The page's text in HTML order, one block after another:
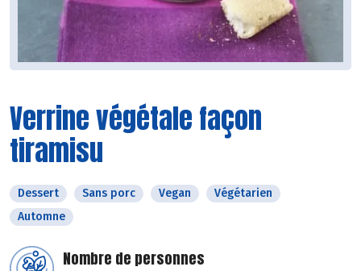
Verrine végétale façon
tiramisu
Dessert Sans porc Vegan
Végétarien
Automne
Nombre de personnes